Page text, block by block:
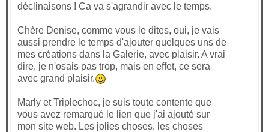
déclinaisons ! Ca va s'agrandir avec le temps.
Chère Denise, comme vous le dites, oui, je vais
aussi prendre le temps d'ajouter quelques uns de
mes créations dans la Galerie, avec plaisir. A vrai
dire, je n'osais pas trop, mais en effet, ce sera
avec grand plaisir.
Marly et Triplechoc, je suis toute contente que
vous avez remarqué le lien que j'ai ajouté sur
mon site web. Les jolies choses, les choses